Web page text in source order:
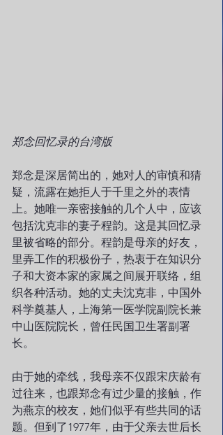
郑念回忆录的台湾版
郑念是深居简出的，她对人的审慎和猜
疑，流露在她拒人于千里之外的表情
上。她唯一亲密接触的几个人中，应该
包括沈克非的妻子程韵。这是其回忆录
里被省略的部分。程韵是母亲的好友，
里弄工作的积极份子，热衷于在知识分
子和大资本家的家属之间展开联络，组
织各种活动。她的丈夫沈克非，中国外
科学奠基人，上海第一医学院副院长兼
中山医院院长，曾任民国卫生署副署
长。
由于她的牵线，我母亲不仅跟宋庆龄有
过往来，也跟郑念有过少量的接触，作
为燕京的校友，她们似乎有些共同的话
题。但到了1977年，由于父亲去世后长